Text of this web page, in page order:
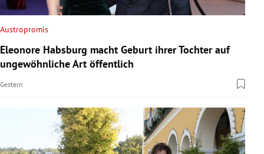
Austropromis
Eleonore Habsburg macht Geburt ihrer Tochter auf
ungewöhnliche Art öffentlich
Gestern